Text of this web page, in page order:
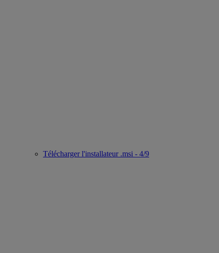
Télécharger l'installateur .msi - 4/9